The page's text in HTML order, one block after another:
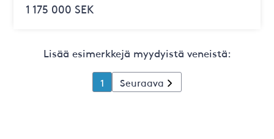
1 175 000 SEK
Lisää esimerkkejä myydyistä veneistä:
1 Seuraava